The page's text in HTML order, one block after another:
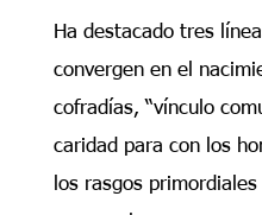
Ha destacado tres
convergen en el
cofradías, “vínculo
caridad para con los
los rasgos